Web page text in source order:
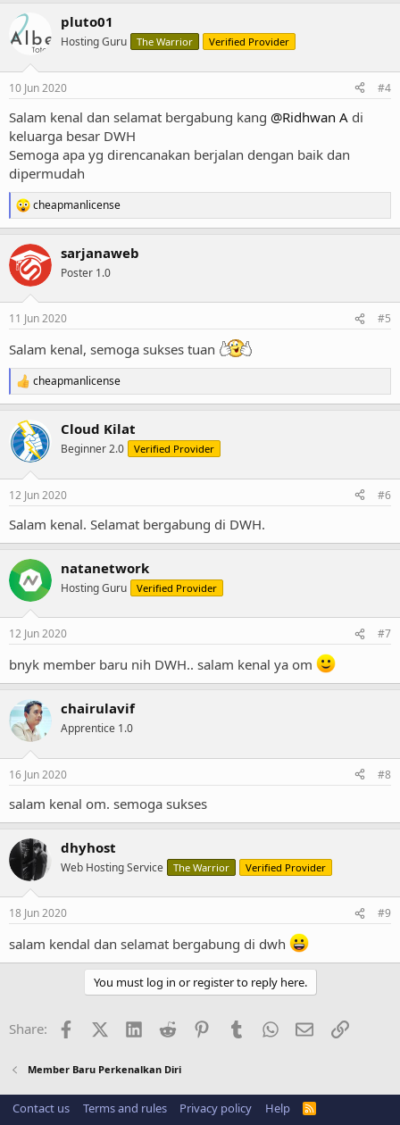
c
t
s
pluto01
Hosting Guru The Warrior Verified Provider
10 Jun 2020 #4
Salam kenal dan selamat bergabung kang @Ridhwan A di
keluarga besar DWH
Semoga apa yg direncanakan berjalan dengan baik dan
dipermudah
R
e
c
t
i
s
cheapmanlicense
sarjanaweb
Poster 1.0
11 Jun 2020 #5
Salam kenal, semoga sukses tuan
R
e
c
t
i
s
cheapmanlicense
Cloud Kilat
Beginner 2.0 Verified Provider
12 Jun 2020 #6
Salam kenal. Selamat bergabung di DWH.
natanetwork
Hosting Guru Verified Provider
12 Jun 2020 #7
bnyk member baru nih DWH.. salam kenal ya om
chairulavif
Apprentice 1.0
16 Jun 2020 #8
salam kenal om. semoga sukses
dhyhost
Web Hosting Service The Warrior Verified Provider
18 Jun 2020 #9
salam kendal dan selamat bergabung di dwh
You must log in or register to reply here.
Share: FacebookX (Twitter)
LinkedInReddit PinterestTumblrWhatsApp
EmailLink
Member Baru Perkenalkan Diri
Contact us Terms and rules Privacy policy Help
R